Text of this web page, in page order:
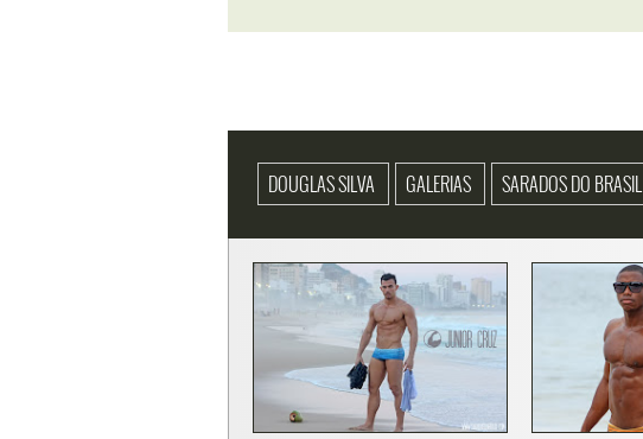
DOUGLAS SILVA GALERIAS SARADOS DO BRASIL